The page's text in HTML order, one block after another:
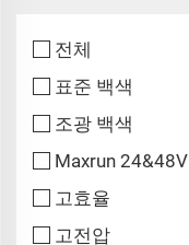
전체
표준 백색
조광 백색
Maxrun 24&48V
고효율
고전압